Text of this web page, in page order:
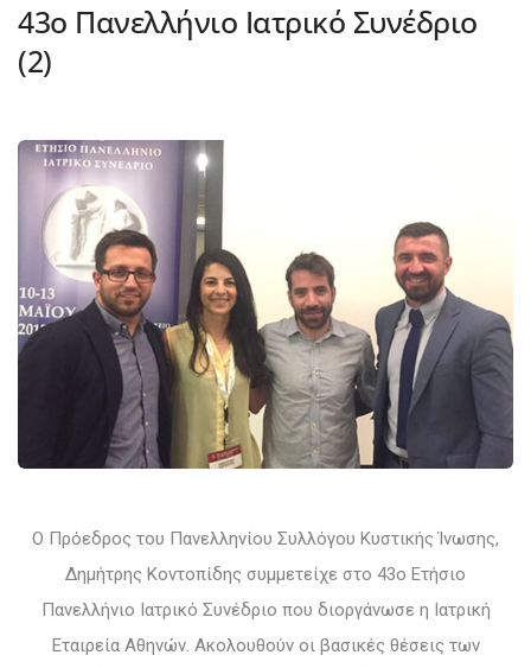
43o Πανελλήνιο Ιατρικό Συνέδριο
(2)
Ο Πρόεδρος του Πανελληνίου Συλλόγου Κυστικής Ίνωσης,
Δημήτρης Κοντοπίδης συμμετείχε στο 43ο Ετήσιο
Πανελλήνιο Ιατρικό Συνέδριο που διοργάνωσε η Ιατρική
Εταιρεία Αθηνών. Ακολουθούν οι βασικές θέσεις των